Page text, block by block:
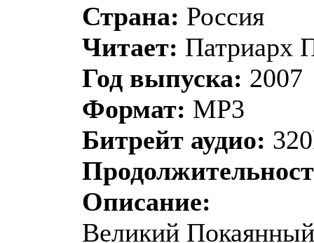
Страна: Россия
Читает: Патриарх
Год выпуска: 2007
Формат: MP3
Битрейт аудио:
Описание:
Великий